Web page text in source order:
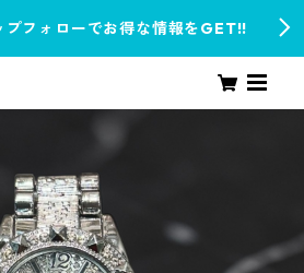
プフォローでお得な情報をGET!!